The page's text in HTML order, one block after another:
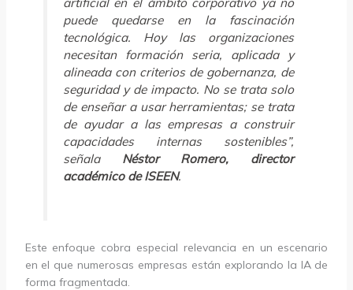
puede quedarse en la fascinación
tecnológica. Hoy las organizaciones
necesitan formación seria, aplicada y
alineada con criterios de gobernanza, de
seguridad y de impacto. No se trata solo
de enseñar a usar herramientas; se trata
de ayudar a las empresas a construir
capacidades internas sostenibles”,
señala Néstor Romero, director
académico de ISEEN.
Este enfoque cobra especial relevancia en un escenario
en el que numerosas empresas están explorando la IA de
forma fragmentada.